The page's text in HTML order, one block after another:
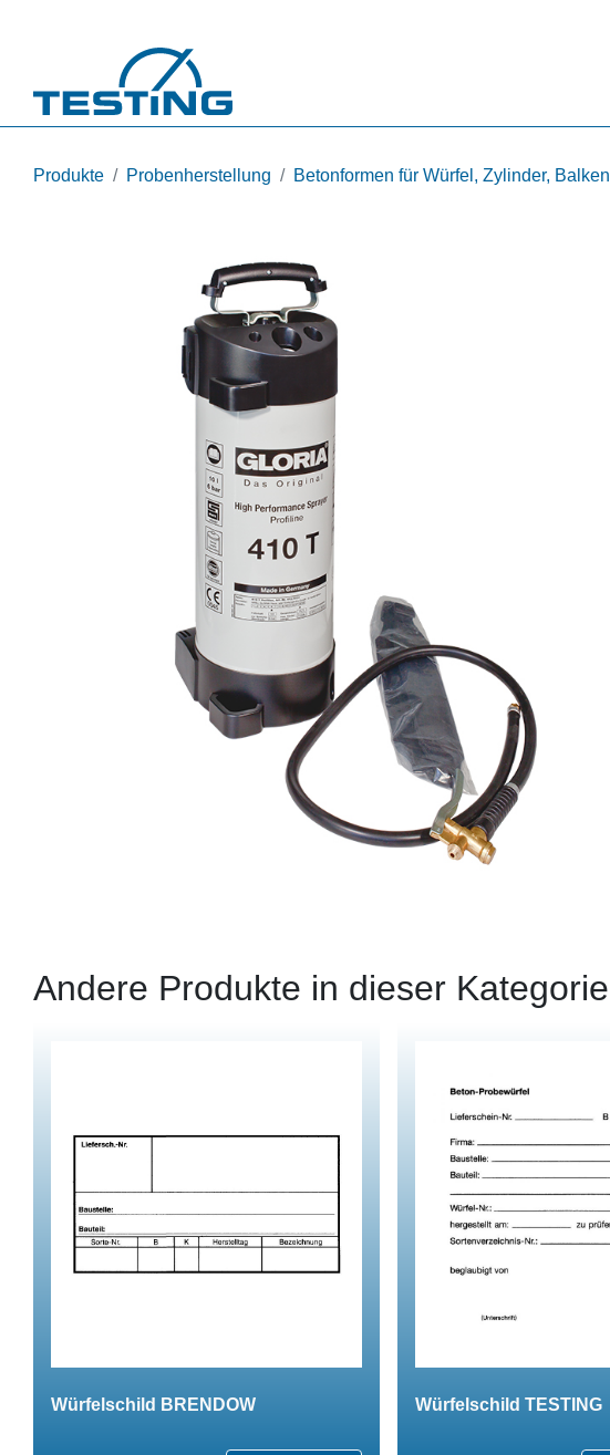
Produkte Probenherstellung Betonformen für Würfel, Zylinder, Balken
Andere Produkte in dieser Kategorie
Würfelschild BRENDOW Würfelschild TESTING